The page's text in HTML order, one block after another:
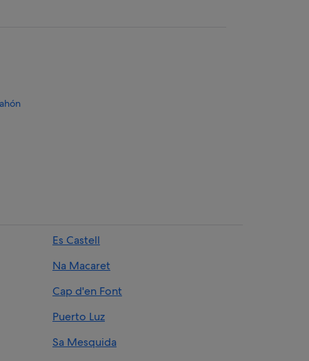
Es Castell
Na Macaret
Cap d'en Font
Puerto Luz
Sa Mesquida